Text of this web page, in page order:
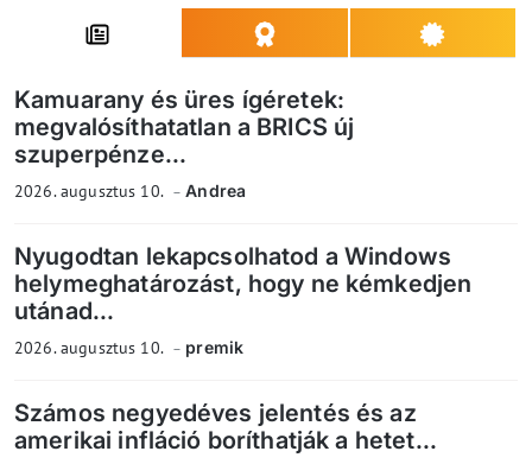
Kamuarany és üres ígéretek:
megvalósíthatatlan a BRICS új
szuperpénze...
2026. augusztus 10. Andrea
Nyugodtan lekapcsolhatod a Windows
helymeghatározást, hogy ne kémkedjen
utánad...
2026. augusztus 10. premik
Számos negyedéves jelentés és az
amerikai infláció boríthatják a hetet...